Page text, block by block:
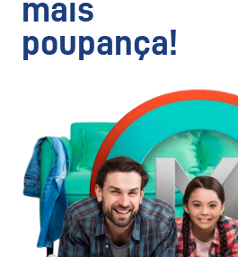
mais
poupança!